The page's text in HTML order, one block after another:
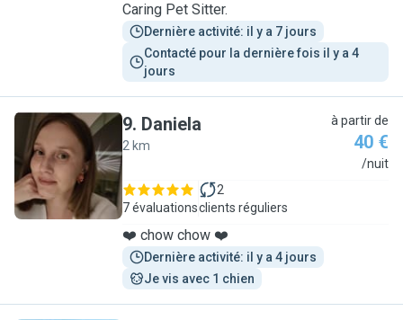
Caring Pet Sitter.
Dernière activité: il y a 7 jours
Contacté pour la dernière fois il y a 4
jours
D
9. Daniela
2 km
à partir de
40 €
/nuit
7 évaluations
2
clients réguliers
❤️ chow chow ❤️
Dernière activité: il y a 4 jours
Je vis avec 1 chien